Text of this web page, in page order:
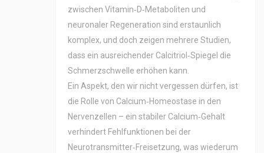
zwischen Vitamin‑D‑Metaboliten und
neuronaler Regeneration sind erstaunlich
komplex, und doch zeigen mehrere Studien,
dass ein ausreichender Calcitriol‑Spiegel die
Schmerzschwelle erhöhen kann.
Ein Aspekt, den wir nicht vergessen dürfen, ist
die Rolle von Calcium‑Homeostase in den
Nervenzellen – ein stabiler Calcium‑Gehalt
verhindert Fehlfunktionen bei der
Neurotransmitter‑Freisetzung, was wiederum